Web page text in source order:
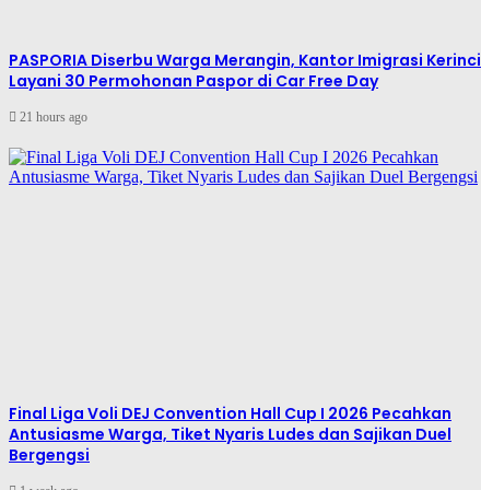
PASPORIA Diserbu Warga Merangin, Kantor Imigrasi Kerinci
Layani 30 Permohonan Paspor di Car Free Day
21 hours ago
Final Liga Voli DEJ Convention Hall Cup I 2026 Pecahkan
Antusiasme Warga, Tiket Nyaris Ludes dan Sajikan Duel
Bergengsi